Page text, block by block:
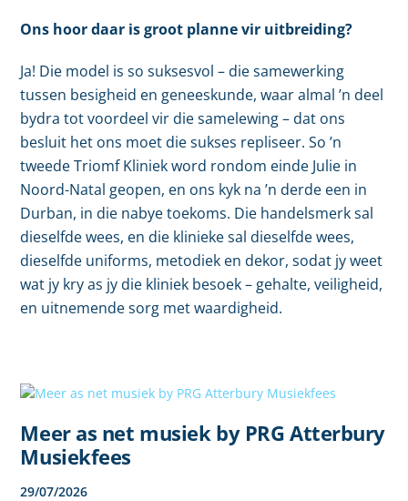
Ons hoor daar is groot planne vir uitbreiding?
Ja! Die model is so suksesvol – die samewerking
tussen besigheid en geneeskunde, waar almal ’n deel
bydra tot voordeel vir die samelewing – dat ons
besluit het ons moet die sukses repliseer. So ’n
tweede Triomf Kliniek word rondom einde Julie in
Noord-Natal geopen, en ons kyk na ’n derde een in
Durban, in die nabye toekoms. Die handelsmerk sal
dieselfde wees, en die klinieke sal dieselfde wees,
dieselfde uniforms, metodiek en dekor, sodat jy weet
wat jy kry as jy die kliniek besoek – gehalte, veiligheid,
en uitnemende sorg met waardigheid.
Meer as net musiek by PRG Atterbury
Musiekfees
29/07/2026